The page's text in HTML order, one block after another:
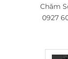
Chăm
0927